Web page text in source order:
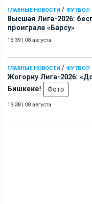
ГЛАВНЫЕ НОВОСТИ / ФУТБОЛ
Высшая Лига-2026:
проиграла «Барсу»
13:39 | 08 августа
ГЛАВНЫЕ НОВОСТИ / ФУТБОЛ
Жогорку Лига-2026:
Бишкеке!
Фото
13:38 | 08 августа